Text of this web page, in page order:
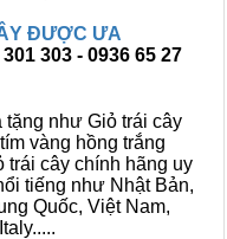
ĐƯỢC ƯA
303 - 0936 65 27
như Giỏ trái cây
vàng hồng trắng
trái cây chính hãng uy
tiếng như Nhật Bản,
Quốc, Việt Nam,